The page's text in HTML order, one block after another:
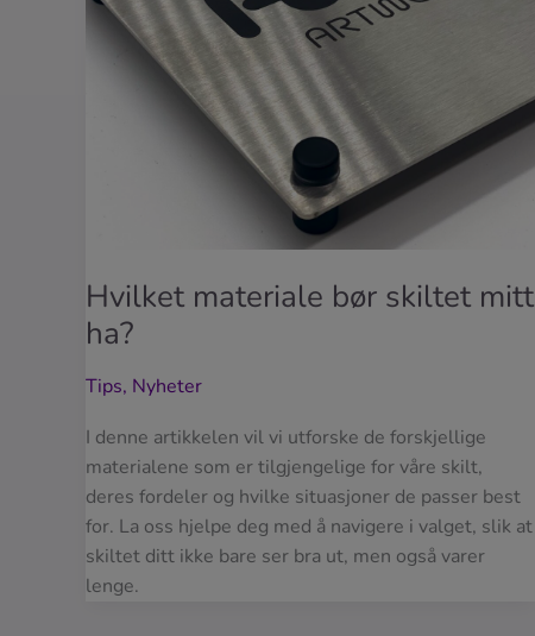
Hvilket materiale bør skiltet mitt
ha?
Tips, Nyheter
I denne artikkelen vil vi utforske de forskjellige
materialene som er tilgjengelige for våre skilt,
deres fordeler og hvilke situasjoner de passer best
for. La oss hjelpe deg med å navigere i valget, slik at
skiltet ditt ikke bare ser bra ut, men også varer
lenge.